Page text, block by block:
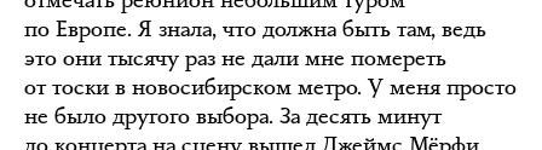
по Европе. Я знала, что должна быть там, ведь
это они тысячу раз не дали мне помереть
от тоски в новосибирском метро. У меня просто
не было другого выбора. За десять минут